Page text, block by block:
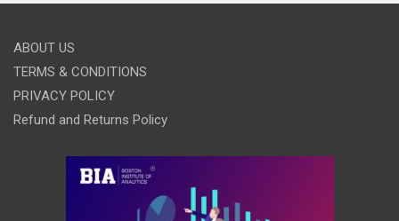
ABOUT US
TERMS & CONDITIONS
PRIVACY POLICY
Refund and Returns Policy